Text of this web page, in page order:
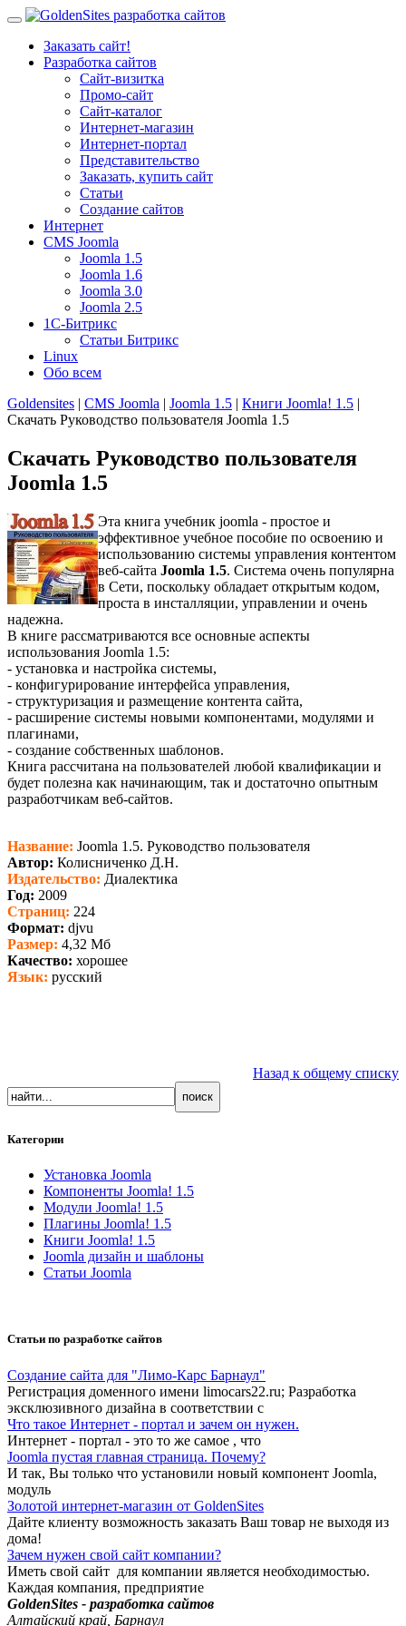
Заказать сайт!
Разработка сайтов
Сайт-визитка
Промо-сайт
Сайт-каталог
Интернет-магазин
Интернет-портал
Представительство
Заказать, купить сайт
Статьи
Создание сайтов
Интернет
CMS Joomla
Joomla 1.5
Joomla 1.6
Joomla 3.0
Joomla 2.5
1С-Битрикс
Статьи Битрикс
Linux
Обо всем
Goldensites | CMS Joomla | Joomla 1.5 | Книги Joomla! 1.5 |
Скачать Руководство пользователя Joomla 1.5
Скачать Руководство пользователя
Joomla 1.5
Эта книга учебник joomla - простое и
эффективное учебное пособие по освоению и
использованию системы управления контентом
веб-сайта Joomla 1.5. Система очень популярна
в Сети, поскольку обладает открытым кодом,
проста в инсталляции, управлении и очень
надежна.
В книге рассматриваются все основные аспекты
использования Joomla 1.5:
- установка и настройка системы,
- конфигурирование интерфейса управления,
- структуризация и размещение контента сайта,
- расширение системы новыми компонентами, модулями и
плагинами,
- создание собственных шаблонов.
Книга рассчитана на пользователей любой квалификации и
будет полезна как начинающим, так и достаточно опытным
разработчикам веб-сайтов.
Название: Joomla 1.5. Руководство пользователя
Автор: Колисниченко Д.Н.
Издательство: Диалектика
Год: 2009
Страниц: 224
Формат: djvu
Размер: 4,32 Мб
Качество: хорошее
Язык: русский
Назад к общему списку
Категории
Установка Joomla
Компоненты Joomla! 1.5
Модули Joomla! 1.5
Плагины Joomla! 1.5
Книги Joomla! 1.5
Joomla дизайн и шаблоны
Статьи Joomla
Статьи по разработке сайтов
Создание сайта для "Лимо-Карс Барнаул"
Регистрация доменного имени limocars22.ru; Разработка
эксклюзивного дизайна в соответствии с
Что такое Интернет - портал и зачем он нужен.
Интернет - портал - это то же самое , что
Joomla пустая главная страница. Почему?
И так, Вы только что установили новый компонент Joomla,
модуль
Золотой интернет-магазин от GoldenSites
Дайте клиенту возможность заказать Ваш товар не выходя из
дома!
Зачем нужен свой сайт компании?
Иметь свой сайт для компании является необходимостью.
Каждая компания, предприятие
GoldenSites - разработка сайтов
Алтайский край, Барнаул